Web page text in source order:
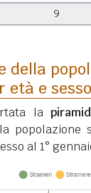
9
della
età e sesso
la
popolazione
al 1°